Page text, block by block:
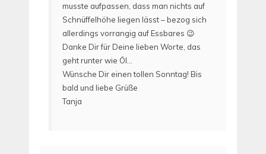
musste aufpassen, dass man nichts auf
Schnüffelhöhe liegen lässt – bezog sich
allerdings vorrangig auf Essbares 😉
Danke Dir für Deine lieben Worte, das
geht runter wie Öl…
Wünsche Dir einen tollen Sonntag! Bis
bald und liebe Grüße
Tanja